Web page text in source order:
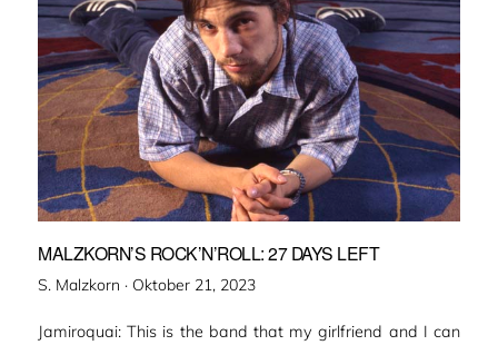
MALZKORN’S ROCK’N’ROLL: 27 DAYS LEFT
S. Malzkorn · Veröffentlicht
Oktober 21, 2023
Jamiroquai: This is the band that my girlfriend and I can